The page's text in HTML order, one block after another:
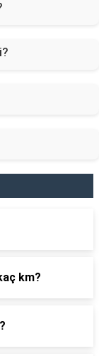
km?